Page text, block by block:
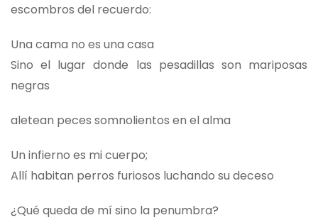
escombros del recuerdo:
Una cama no es una casa
Sino el lugar donde las pesadillas son mariposas
negras
aletean peces somnolientos en el alma
Un infierno es mi cuerpo;
Allí habitan perros furiosos luchando su deceso
¿Qué queda de mí sino la penumbra?